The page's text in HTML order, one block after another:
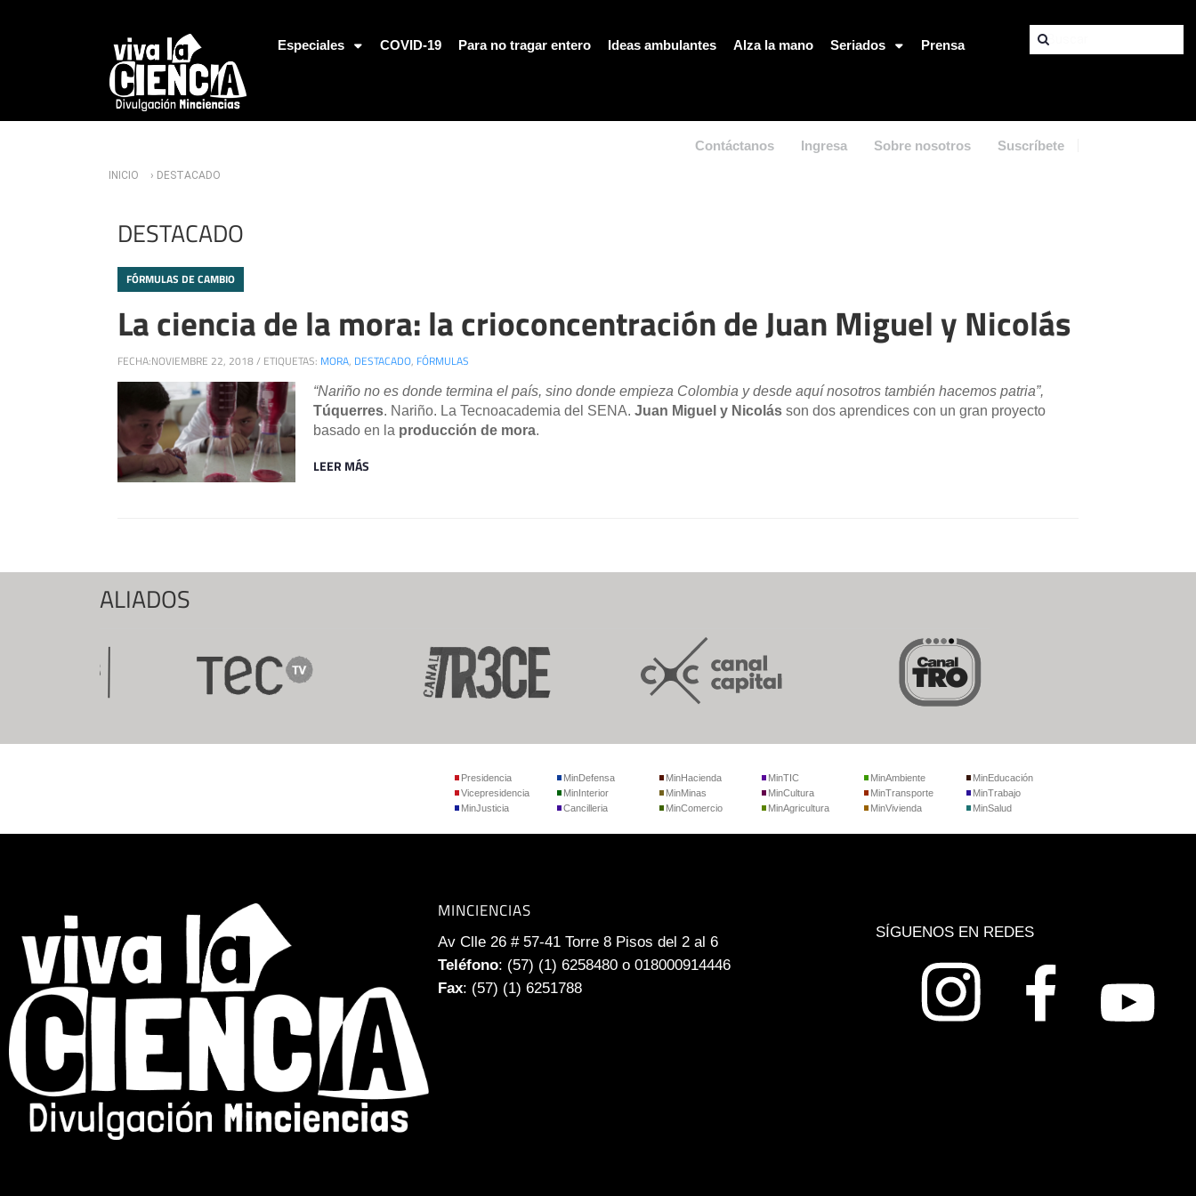
Especiales COVID-19 Para no tragar entero Ideas ambulantes Alza la mano Seriados Prensa
Contáctanos Ingresa Sobre nosotros Suscríbete
Usted está aquí
INICIO › DESTACADO
DESTACADO
FÓRMULAS DE CAMBIO
La ciencia de la mora: la crioconcentración de Juan Miguel y Nicolás
FECHA:NOVIEMBRE 22, 2018/ ETIQUETAS: MORA, DESTACADO, FÓRMULAS
“Nariño no es donde termina el país, sino donde empieza Colombia y desde aquí nosotros también hacemos patria”,
Túquerres. Nariño. La Tecnoacademia del SENA. Juan Miguel y Nicolás son dos aprendices con un gran proyecto
basado en la producción de mora.
LEER MÁS
ALIADOS
Presidencia
Vicepresidencia
MinJusticia
MinDefensa
MinInterior
Cancilleria
MinHacienda
MinMinas
MinComercio
MinTIC
MinCultura
MinAgricultura
MinAmbiente
MinTransporte
MinVivienda
MinEducación
MinTrabajo
MinSalud
MINCIENCIAS
Av Clle 26 # 57-41 Torre 8 Pisos del 2 al 6
Teléfono: (57) (1) 6258480 o 018000914446
Fax: (57) (1) 6251788
SÍGUENOS EN REDES